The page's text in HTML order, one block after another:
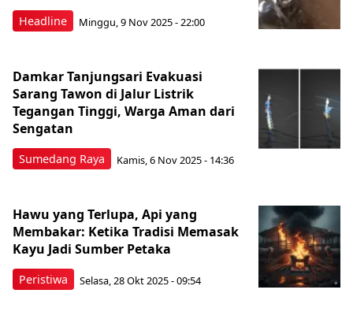
Headline Minggu, 9 Nov 2025 - 22:00
Sumedang Raya
Damkar Tanjungsari Evakuasi
Sarang Tawon di Jalur Listrik
Tegangan Tinggi, Warga Aman dari
Sengatan
Kamis, 6 Nov 2025 - 14:36
Peristiwa
Hawu yang Terlupa, Api yang
Membakar: Ketika Tradisi Memasak
Kayu Jadi Sumber Petaka
Selasa, 28 Okt 2025 - 09:54